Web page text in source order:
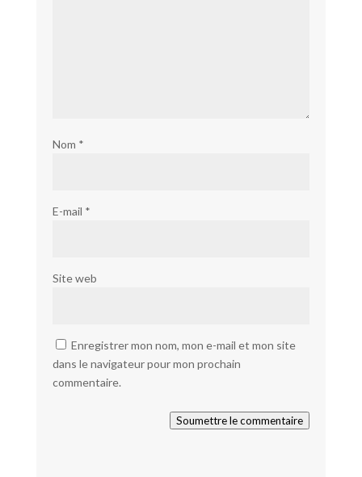
Nom *
E-mail *
Site web
Enregistrer mon nom, mon e-mail et mon site
dans le navigateur pour mon prochain
commentaire.
Soumettre le commentaire